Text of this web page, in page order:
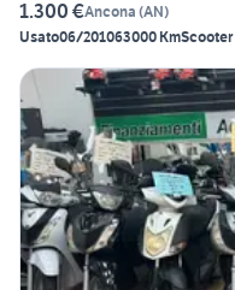
1.300 €Ancona (AN)
Usato06/201063000 KmScooter